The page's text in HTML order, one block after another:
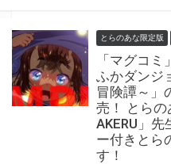
とらのあな限定版
「マグコ
ふかダンジ
冒険譚～」
売！ とら
AKERU」
ー付きとら
す！